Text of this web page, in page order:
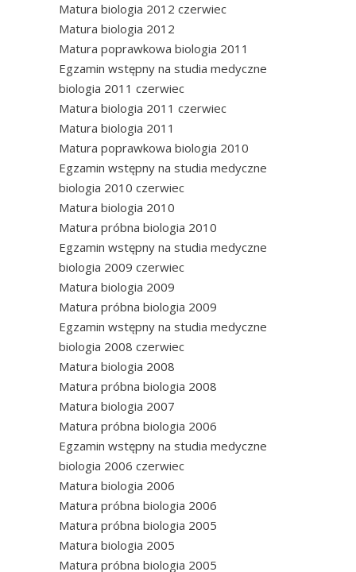
Matura biologia 2012 czerwiec
Matura biologia 2012
Matura poprawkowa biologia 2011
Egzamin wstępny na studia medyczne
biologia 2011 czerwiec
Matura biologia 2011 czerwiec
Matura biologia 2011
Matura poprawkowa biologia 2010
Egzamin wstępny na studia medyczne
biologia 2010 czerwiec
Matura biologia 2010
Matura próbna biologia 2010
Egzamin wstępny na studia medyczne
biologia 2009 czerwiec
Matura biologia 2009
Matura próbna biologia 2009
Egzamin wstępny na studia medyczne
biologia 2008 czerwiec
Matura biologia 2008
Matura próbna biologia 2008
Matura biologia 2007
Matura próbna biologia 2006
Egzamin wstępny na studia medyczne
biologia 2006 czerwiec
Matura biologia 2006
Matura próbna biologia 2006
Matura próbna biologia 2005
Matura biologia 2005
Matura próbna biologia 2005